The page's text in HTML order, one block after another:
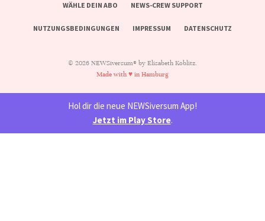
WÄHLE DEIN ABO NEWS-CREW SUPPORT
NUTZUNGSBEDINGUNGEN IMPRESSUM DATENSCHUTZ
© 2026 NEWSiversum® by Elisabeth Koblitz.
Made with ♥ in Hamburg
Hol dir die neue NEWSiversum App!
Jetzt im Play Store.